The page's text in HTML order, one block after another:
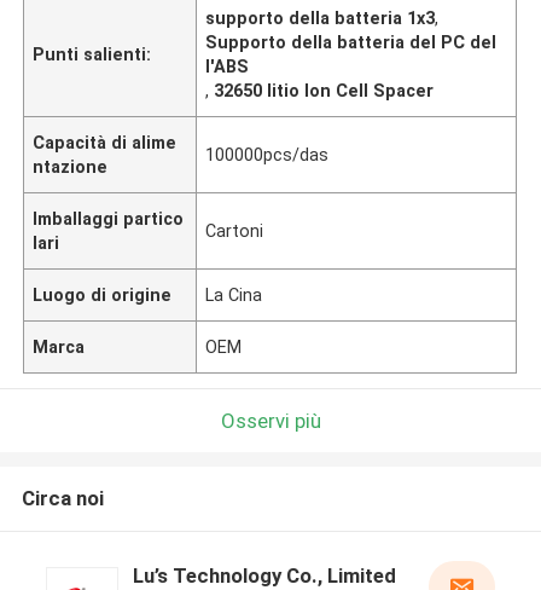
Punti salienti:
supporto della batteria 1x3,
Supporto della batteria del PC del
l'ABS
, 32650 litio Ion Cell Spacer
Capacità di alime
ntazione
100000pcs/das
Imballaggi partico
lari
Cartoni
Luogo di origine La Cina
Marca OEM
Osservi più
Circa noi
Lu’s Technology Co., Limited